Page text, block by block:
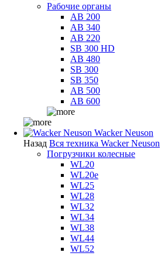
Рабочие органы
AB 200
AB 340
AB 220
SB 300 HD
AB 480
SB 300
SB 350
AB 500
AB 600
Wacker Neuson
Назад Вся техника Wacker Neuson
Погрузчики колесные
WL20
WL20e
WL25
WL28
WL32
WL34
WL38
WL44
WL52